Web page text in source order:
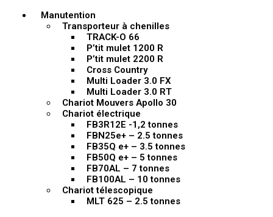
Manutention
Transporteur à chenilles
TRACK-O 66
P’tit mulet 1200 R
P’tit mulet 2200 R
Cross Country
Multi Loader 3.0 FX
Multi Loader 3.0 RT
Chariot Mouvers Apollo 30
Chariot électrique
FB3R12E -1,2 tonnes
FBN25e+ – 2.5 tonnes
FB35Q e+ – 3.5 tonnes
FB50Q e+ – 5 tonnes
FB70AL – 7 tonnes
FB100AL – 10 tonnes
Chariot télescopique
MLT 625 – 2.5 tonnes